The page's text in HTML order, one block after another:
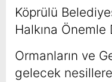
Köprülü
Halkına Önemle
Ormanların ve
gelecek